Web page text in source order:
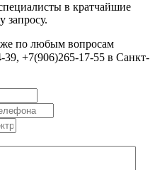
в кратчайшие
запросу.
по любым вопросам
+7(906)265-17-55 в Санкт-